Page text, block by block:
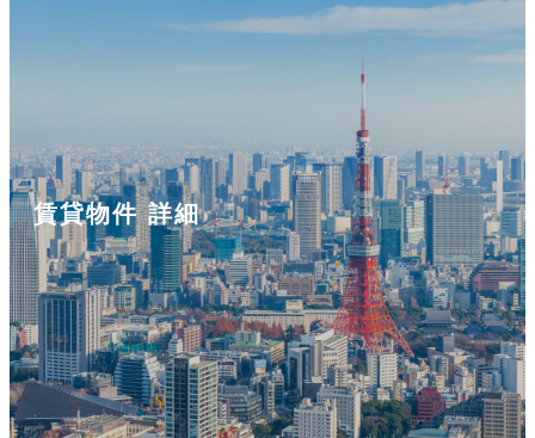
賃貸物件 詳細